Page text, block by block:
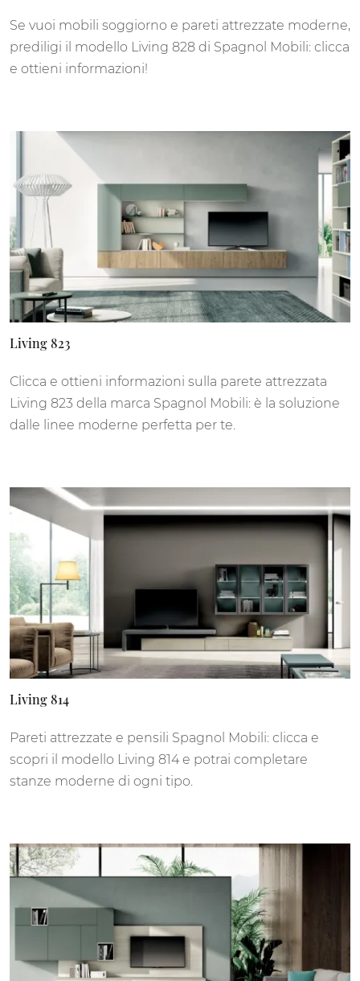
Se vuoi mobili soggiorno e pareti attrezzate moderne,
prediligi il modello Living 828 di Spagnol Mobili: clicca
e ottieni informazioni!
Living 823
Clicca e ottieni informazioni sulla parete attrezzata
Living 823 della marca Spagnol Mobili: è la soluzione
dalle linee moderne perfetta per te.
Living 814
Pareti attrezzate e pensili Spagnol Mobili: clicca e
scopri il modello Living 814 e potrai completare
stanze moderne di ogni tipo.